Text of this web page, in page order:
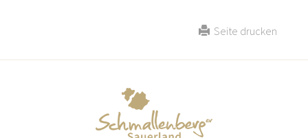
Seite drucken